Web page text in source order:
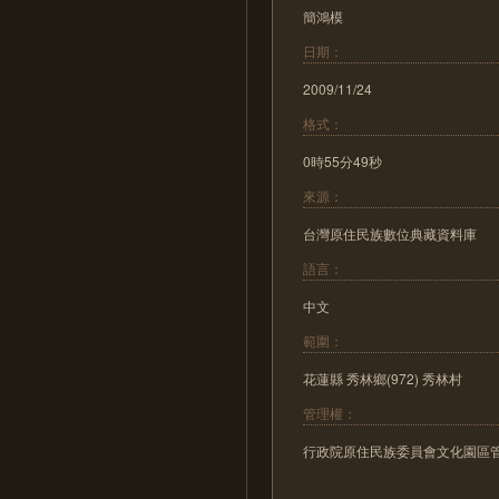
簡鴻模
日期：
2009/11/24
格式：
0時55分49秒
來源：
台灣原住民族數位典藏資料庫
語言：
中文
範圍：
花蓮縣 秀林鄉(972) 秀林村
管理權：
行政院原住民族委員會文化園區